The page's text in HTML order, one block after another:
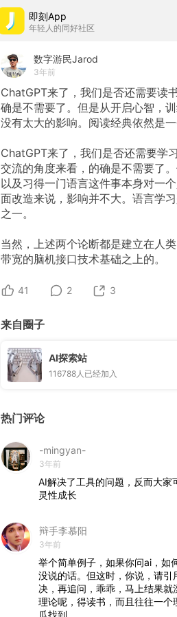
即刻App
年轻人的同好社区
数字游民Jarod
3年前
ChatGPT来了，我们是否还需要读
确是不需要了。但是从开启心智，
没有太大的影响。阅读经典依然是
ChatGPT来了，我们是否还需要学
交流的角度来看，的确是不需要了
以及习得一门语言这件事本身对一
面改造来说，影响并不大。语言学
之一。
当然，上述两个论断都是建立在人
带宽的脑机接口技术基础之上的。
41 2 3
来自圈子
AI探索站
116788 人已经加入
热门评论
-mingyan-
3年前
AI解决了工具的问题，反而大
灵性成长
辩手李慕阳
3年前
举个简单例子，如果你问ai，如
没说的话。但这时，你说，请
决，再追问，乖乖，马上结果
理论呢，得读书，而且往往一
瓜找到。